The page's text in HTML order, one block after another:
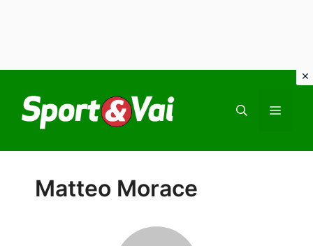
contenuto
Matteo Morace